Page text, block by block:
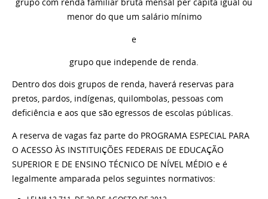
grupo com renda familiar bruta mensal per capita igual ou
menor do que um salário mínimo
e
grupo que independe de renda.
Dentro dos dois grupos de renda, haverá reservas para
pretos, pardos, indígenas, quilombolas, pessoas com
deficiência e aos que são egressos de escolas públicas.
A reserva de vagas faz parte do PROGRAMA ESPECIAL PARA
O ACESSO ÀS INSTITUIÇÕES FEDERAIS DE EDUCAÇÃO
SUPERIOR E DE ENSINO TÉCNICO DE NÍVEL MÉDIO e é
legalmente amparada pelos seguintes normativos: